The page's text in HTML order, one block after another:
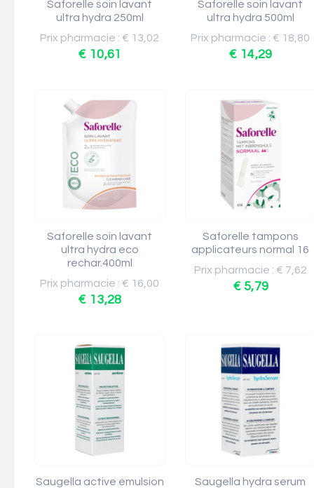
Saforelle soin lavant
ultra hydra 250ml
Prix pharmacie : € 13,02
€ 10,61
Saforelle soin lavant
ultra hydra 500ml
Prix pharmacie : € 18,80
€ 14,29
Saforelle soin lavant
ultra hydra eco
rechar.400ml
Prix pharmacie : € 16,00
€ 13,28
Saforelle tampons
applicateurs normal 16
Prix pharmacie : € 7,62
€ 5,79
Saugella active emulsion
Saugella hydra serum